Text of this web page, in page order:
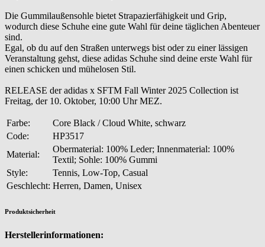
Die Gummilaußensohle bietet Strapazierfähigkeit und Grip,
wodurch diese Schuhe eine gute Wahl für deine täglichen Abenteuer
sind.
Egal, ob du auf den Straßen unterwegs bist oder zu einer lässigen
Veranstaltung gehst, diese adidas Schuhe sind deine erste Wahl für
einen schicken und mühelosen Stil.
RELEASE der adidas x SFTM Fall Winter 2025 Collection ist
Freitag, der 10. Oktober, 10:00 Uhr MEZ.
Farbe:
Core Black / Cloud White, schwarz
Code:
HP3517
Material:
Obermaterial: 100% Leder; Innenmaterial: 100%
Textil; Sohle: 100% Gummi
Style:
Tennis, Low-Top, Casual
Geschlecht: Herren, Damen, Unisex
Produktsicherheit
Herstellerinformationen: